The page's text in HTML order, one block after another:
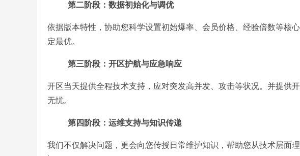
第二阶段：数据初始化与调优
依据版本特性，协助您科学设置初始爆率、会员价格、经验倍数等核
定最优。
第三阶段：开区护航与应急响应
开区当天提供全程技术支持，应对突发高并发、攻击等状况。并提供
无忧。
第四阶段：运维支持与知识传递
我们不仅解决问题，更会向您传授日常维护知识，帮助您从技术层面